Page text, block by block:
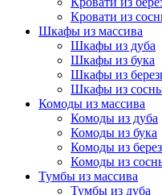
Кровати из
Шкафы из массива
Шкафы из дуба
Шкафы из бука
Шкафы из
Шкафы из
Комоды из массива
Комоды из дуба
Комоды из бука
Комоды из
Комоды из
Тумбы из массива
Тумбы из дуба